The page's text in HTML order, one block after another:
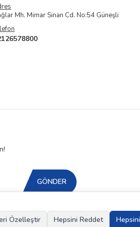
Mh. Mimar Sinan Cd. No:54 Güneşli
GÖNDER
Özelleştir Hepsini Reddet